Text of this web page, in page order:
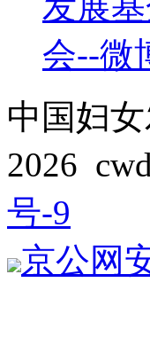
中国妇
2026
号-9
京公网